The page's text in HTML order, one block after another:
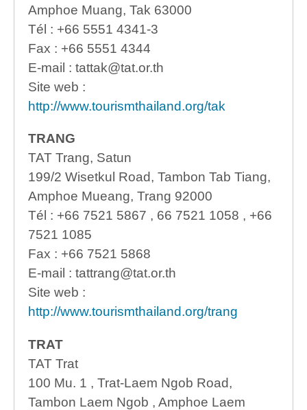
Amphoe Muang, Tak 63000
Tél : +66 5551 4341-3
Fax : +66 5551 4344
E-mail : tattak@tat.or.th
Site web :
http://www.tourismthailand.org/tak
TRANG
TAT Trang, Satun
199/2 Wisetkul Road, Tambon Tab Tiang,
Amphoe Mueang, Trang 92000
Tél : +66 7521 5867 , 66 7521 1058 , +66
7521 1085
Fax : +66 7521 5868
E-mail : tattrang@tat.or.th
Site web :
http://www.tourismthailand.org/trang
TRAT
TAT Trat
100 Mu. 1 , Trat-Laem Ngob Road,
Tambon Laem Ngob , Amphoe Laem